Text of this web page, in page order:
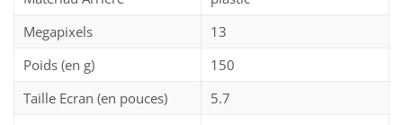
Megapixels
13
Poids (en g)
150
Taille Ecran (en pouces)
5.7